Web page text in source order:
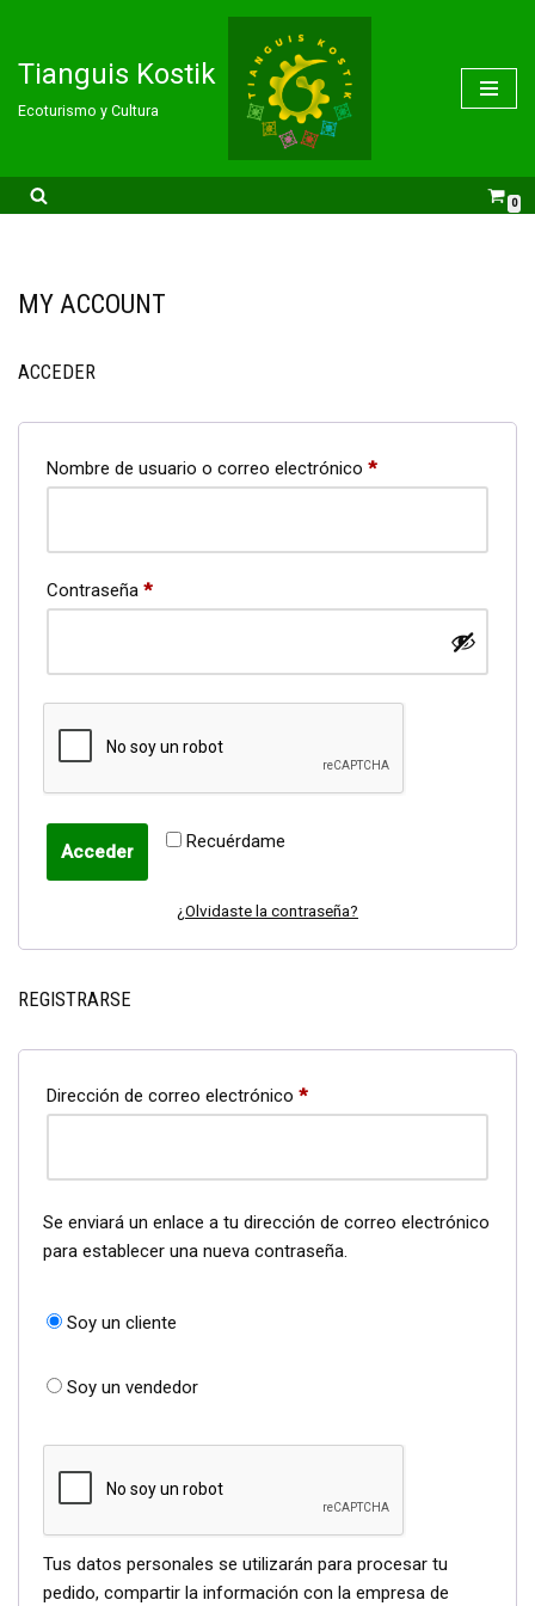
Saltar
contenido
Tianguis Kostik
Ecoturismo y Cultura
0
MY ACCOUNT
ACCEDER
Nombre de usuario o correo electrónico *
Contraseña *
Recuérdame
Acceder
¿Olvidaste la contraseña?
REGISTRARSE
Dirección de correo electrónico *
Se enviará un enlace a tu dirección de correo electrónico
para establecer una nueva contraseña.
Soy un cliente
Soy un vendedor
Tus datos personales se utilizarán para procesar tu
pedido, compartir la información con la empresa de